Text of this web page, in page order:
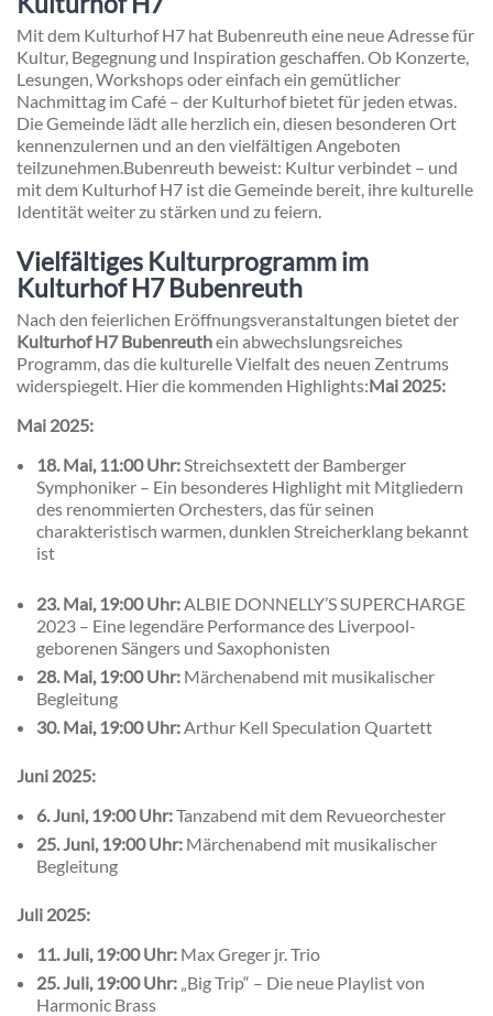
Mit dem Kulturhof H7 hat Bubenreuth eine neue Adresse für
Kultur, Begegnung und Inspiration geschaffen. Ob Konzerte,
Lesungen, Workshops oder einfach ein gemütlicher
Nachmittag im Café – der Kulturhof bietet für jeden etwas.
Die Gemeinde lädt alle herzlich ein, diesen besonderen Ort
kennenzulernen und an den vielfältigen Angeboten
teilzunehmen.Bubenreuth beweist: Kultur verbindet – und
mit dem Kulturhof H7 ist die Gemeinde bereit, ihre kulturelle
Identität weiter zu stärken und zu feiern.
Vielfältiges Kulturprogramm im
Kulturhof H7 Bubenreuth
Nach den feierlichen Eröffnungsveranstaltungen bietet der
Kulturhof H7 Bubenreuthein abwechslungsreiches
Programm, das die kulturelle Vielfalt des neuen Zentrums
widerspiegelt. Hier die kommenden Highlights:Mai 2025:
Mai 2025:
18. Mai, 11:00 Uhr:Streichsextett der Bamberger
Symphoniker – Ein besonderes Highlight mit Mitgliedern
des renommierten Orchesters, das für seinen
charakteristisch warmen, dunklen Streicherklang bekannt
ist
23. Mai, 19:00 Uhr:ALBIE DONNELLY’S SUPERCHARGE
2023 – Eine legendäre Performance des Liverpool-
geborenen Sängers und Saxophonisten
28. Mai, 19:00 Uhr: Märchenabend mit musikalischer
Begleitung
30. Mai, 19:00 Uhr:Arthur Kell Speculation Quartett
Juni 2025:
6. Juni, 19:00 Uhr:Tanzabend mit dem Revueorchester
25. Juni, 19:00 Uhr: Märchenabend mit musikalischer
Begleitung
Juli 2025:
11. Juli, 19:00 Uhr: Max Greger jr. Trio
25. Juli, 19:00 Uhr: „Big Trip“ – Die neue Playlist von
Harmonic Brass